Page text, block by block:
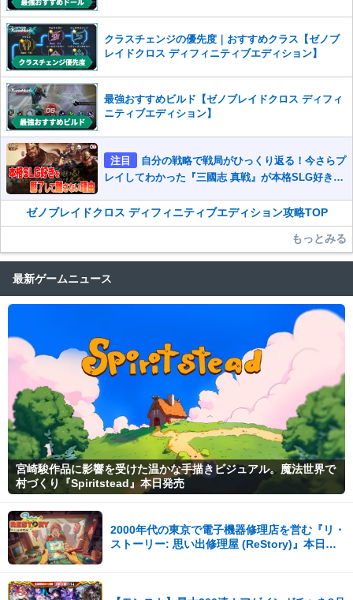
クラスチェンジの優先度｜おすすめクラス【ゼノブ
レイドクロス ディフィニティブエディション】
最強おすすめビルド【ゼノブレイドクロス ディフィ
ニティブエディション】
注目
自分の戦略で戦局がひっくり返る！今さらプ
レイしてわかった『三國志 真戦』が本格SLG好きを
ゼノブレイドクロス ディフィニティブエディション攻略TOP
もっとみる
最新ゲームニュース
宮崎駿作品に影響を受けた温かな手描きビジュアル。魔法世界で
村づくり『Spiritstead』本日発売
2000年代の東京で電子機器修理店を営む『リ・
ストーリー: 思い出修理屋 (ReStory)』本日